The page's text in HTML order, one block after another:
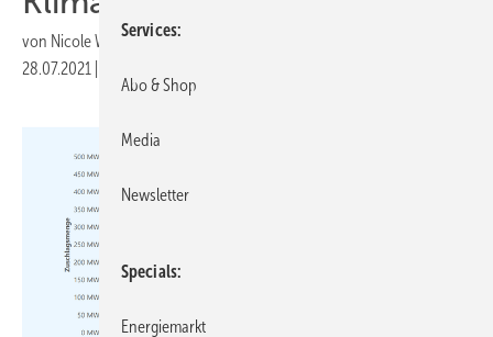
von Nicole Weinhold
28.07.2021
Services
Abo & Shop
Media
Newsletter
Specials
Energiemarkt